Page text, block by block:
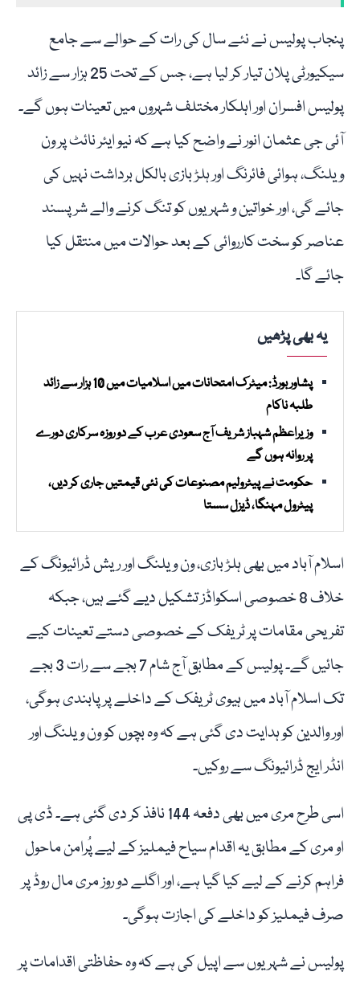
پنجاب پولیس نے نئے سال کی رات کے حوالے سے جامع
سیکیورٹی پلان تیار کر لیا ہے، جس کے تحت 25 ہزار سے زائد
پولیس افسران اور اہلکار مختلف شہروں میں تعینات ہوں گے۔
آئی جی عثمان انور نے واضح کیا ہے کہ نیو ایئر نائٹ پر ون
ویلنگ، ہوائی فائرنگ اور ہلڑ بازی بالکل برداشت نہیں کی
جائے گی، اور خواتین و شہریوں کو تنگ کرنے والے شرپسند
عناصر کو سخت کارروائی کے بعد حوالات میں منتقل کیا
جائے گا۔
یہ بھی پڑھیں
پشاور بورڈ: میٹرک امتحانات میں اسلامیات میں 10 ہزار سے زائد
طلبہ ناکام
وزیراعظم شہباز شریف آج سعودی عرب کے دو روزہ سرکاری دورے
پر روانہ ہوں گے
حکومت نے پیٹرولیم مصنوعات کی نئی قیمتیں جاری کر دیں،
پیٹرول مہنگا، ڈیزل سستا
اسلام آباد میں بھی ہلڑ بازی، ون ویلنگ اور ریش ڈرائیونگ کے
خلاف 8 خصوصی اسکواڈز تشکیل دیے گئے ہیں، جبکہ
تفریحی مقامات پر ٹریفک کے خصوصی دستے تعینات کیے
جائیں گے۔ پولیس کے مطابق آج شام 7 بجے سے رات 3 بجے
تک اسلام آباد میں ہیوی ٹریفک کے داخلے پر پابندی ہوگی،
اور والدین کو ہدایت دی گئی ہے کہ وہ بچوں کو ون ویلنگ اور
انڈر ایج ڈرائیونگ سے روکیں۔
اسی طرح مری میں بھی دفعہ 144 نافذ کر دی گئی ہے۔ ڈی پی
او مری کے مطابق یہ اقدام سیاح فیملیز کے لیے پُرامن ماحول
فراہم کرنے کے لیے کیا گیا ہے، اور اگلے دو روز مری مال روڈ پر
صرف فیملیز کو داخلے کی اجازت ہوگی۔
پولیس نے شہریوں سے اپیل کی ہے کہ وہ حفاظتی اقدامات پر